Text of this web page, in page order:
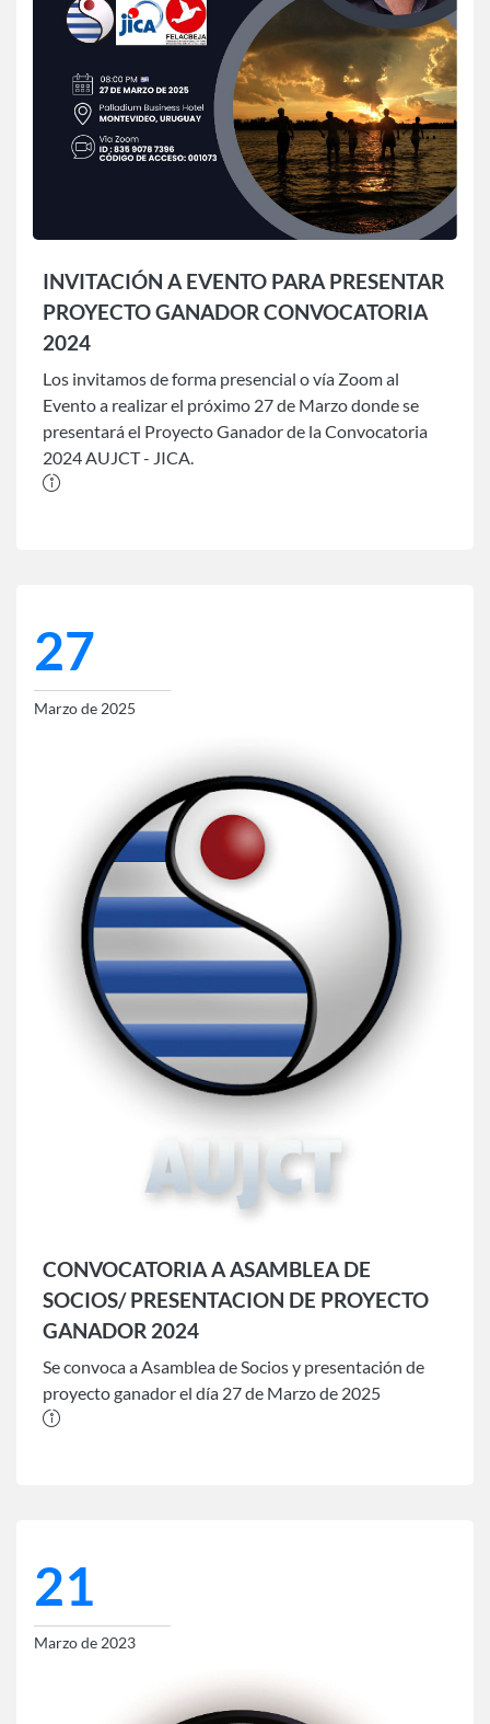
INVITACIÓN A EVENTO PARA PRESENTAR
PROYECTO GANADOR CONVOCATORIA
2024
Los invitamos de forma presencial o vía Zoom al
Evento a realizar el próximo 27 de Marzo donde se
presentará el Proyecto Ganador de la Convocatoria
2024 AUJCT - JICA.
27
Marzo de 2025
CONVOCATORIA A ASAMBLEA DE
SOCIOS/ PRESENTACION DE PROYECTO
GANADOR 2024
Se convoca a Asamblea de Socios y presentación de
proyecto ganador el día 27 de Marzo de 2025
21
Marzo de 2023